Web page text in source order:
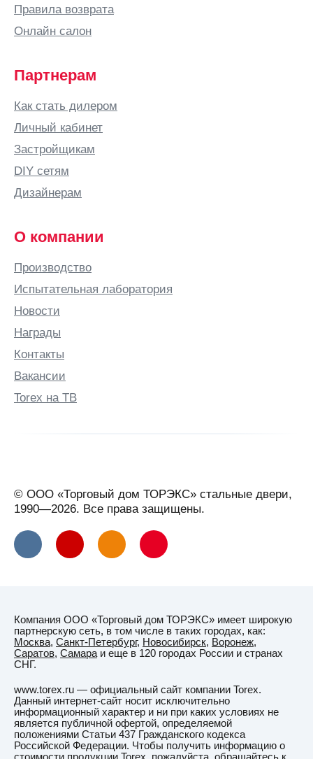
Бишкек
Благовещенск
Богородск
Братск
Брянск
Бугуруслан
Буденновск
Бузулук
Бутурлино
В
Валдай
Великие
Луки
Верхняя
Видное
Владивосток
Владикавказ
Владимирская
область
ВНИИССОК
Водный
Правила возврата
Онлайн салон
Партнерам
Как стать дилером
Личный кабинет
Застройщикам
DIY сетям
Дизайнерам
О компании
Производство
Испытательная лаборатория
Новости
Награды
Контакты
Вакансии
Torex на ТВ
© ООО «Торговый дом ТОРЭКС» стальные двери,
1990—2026. Все права защищены.
Компания ООО «Торговый дом ТОРЭКС» имеет широкую
партнерскую сеть, в том числе в таких городах, как:
Москва, Санкт-Петербург, Новосибирск, Воронеж,
Саратов, Самара и еще в 120 городах России и странах
СНГ.
www.torex.ru — официальный сайт компании Torex.
Данный интернет-сайт носит исключительно
информационный характер и ни при каких условиях не
является публичной офертой, определяемой
положениями Статьи 437 Гражданского кодекса
Российской Федерации. Чтобы получить информацию о